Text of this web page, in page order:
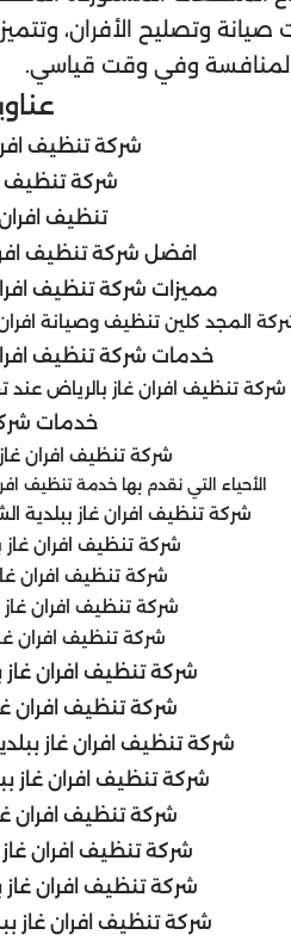
صيانة وتصليح الأفران،
المنافسة وفي وقت قياسي.
شركة تنظيف
شركة تنظيف
تنظيف افران
افضل شركة تنظيف
مميزات شركة تنظيف
المجد كلين تنظيف وصيانة افران
خدمات شركة تنظيف
تنظيف افران غاز بالرياض عند
خدمات
شركة تنظيف افران
الأحياء التي نقدم بها خدمة تنظيف
شركة تنظيف افران غاز ببلدية
شركة تنظيف افران غاز
شركة تنظيف افران غاز
شركة تنظيف افران غاز
شركة تنظيف افران
شركة تنظيف افران غاز
شركة تنظيف افران
شركة تنظيف افران غاز
شركة تنظيف افران غاز
شركة تنظيف افران
شركة تنظيف افران غاز
شركة تنظيف افران غاز
شركة تنظيف افران غاز